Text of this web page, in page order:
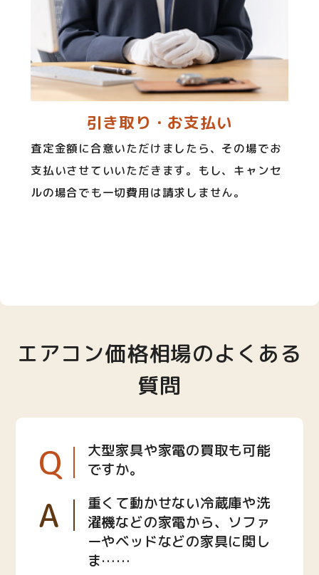
引き取り・お支払い
査定金額に合意いただけましたら、その場でお
支払いさせていいただきます。もし、キャンセ
ルの場合でも一切費用は請求しません。
エアコン価格相場のよくある
質問
Q
大型家具や家電の買取も可能
ですか。
A
重くて動かせない冷蔵庫や洗
濯機などの家電から、ソファ
ーやベッドなどの家具に関し
ま……